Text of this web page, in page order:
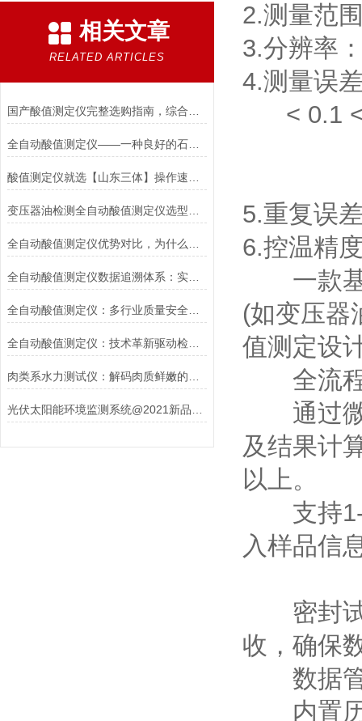
相关文章
RELATED ARTICLES
全自动酸值测定仪——一种良好的石油产品分析仪器
2.测量范
3.分辨率
4.测量误
< 0.1
5.重复误
6.控温精
一款基
(如变压器
值测定设
全流程
通过微
及结果计
以上。
支持1-6
入样品信
密封试
收，确保
数据管
内置历